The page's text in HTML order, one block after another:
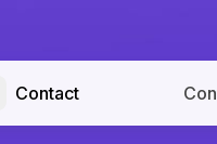
Contact